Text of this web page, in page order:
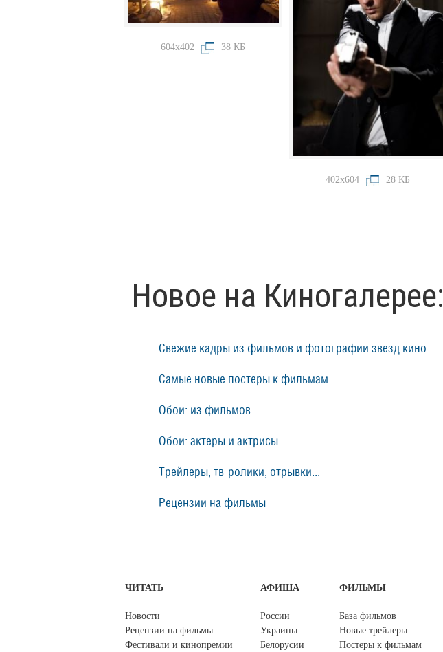
604x402 38 КБ
402x604 28 КБ
Новое на Киногалерее:
Свежие кадры из фильмов и фотографии звезд кино
Самые новые постеры к фильмам
Обои: из фильмов
Обои: актеры и актрисы
Трейлеры, тв-ролики, отрывки...
Рецензии на фильмы
ЧИТАТЬ
Новости
Рецензии на фильмы
Фестивали и кинопремии
АФИША
России
Украины
Белорусии
ФИЛЬМЫ
База фильмов
Новые трейлеры
Постеры к фильмам